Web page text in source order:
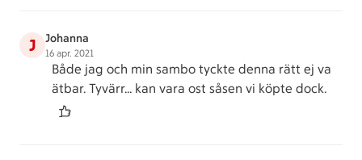
J Johanna
16 apr. 2021
Både jag och min sambo tyckte denna rätt ej va
ätbar. Tyvärr... kan vara ost såsen vi köpte dock.